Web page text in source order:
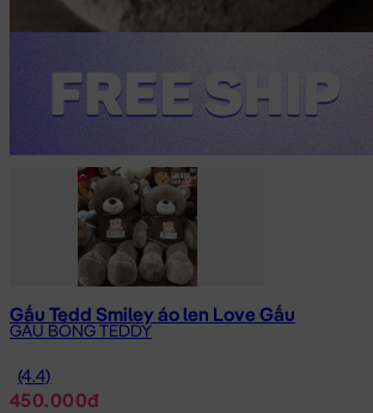
Gấu Tedd Smiley áo len Love Gấu
GẤU BÔNG TEDDY
(4.4)
450.000đ